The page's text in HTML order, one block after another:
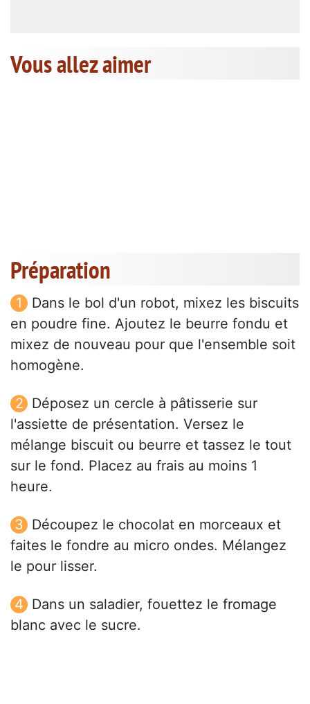
Vous allez aimer
Préparation
Dans le bol d'un robot, mixez les biscuits
en poudre fine. Ajoutez le beurre fondu et
mixez de nouveau pour que l'ensemble soit
homogène.
Déposez un cercle à pâtisserie sur
l'assiette de présentation. Versez le
mélange biscuit ou beurre et tassez le tout
sur le fond. Placez au frais au moins 1
heure.
Découpez le chocolat en morceaux et
faites le fondre au micro ondes. Mélangez
le pour lisser.
Dans un saladier, fouettez le fromage
blanc avec le sucre.